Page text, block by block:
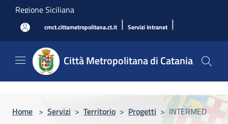
Salta al contenuto principale
Regione Siciliana
cmct.cittametropolitana.ct.it | Servizi Intranet |
Città Metropolitana di Catania
Home > Servizi > Territorio > Progetti > INTERMED